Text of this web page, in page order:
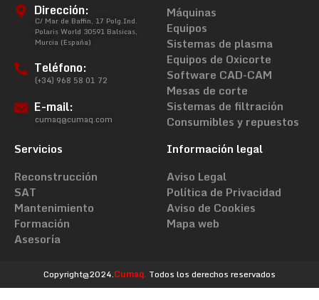
Dirección:
C/ Mar de Baffin, 17 Polg.Ind.
Polaris World 30591 Balsicas,
Murcia (España)
Teléfono:
(+34) 968 58 01 72
E-mail:
cumaq@cumaq.com
Máquinas
Equipos
Sistemas de plasma
Equipos de Oxicorte
Software CAD-CAM
Mesas de corte
Sistemas de filtración
Consumibles y repuestos
Servicios
Reconstrucción
SAT
Mantenimiento
Formación
Asesoría
Información legal
Aviso Legal
Política de Privacidad
Aviso de Cookies
Mapa web
Copyright@2024.Cumaq. Todos los derechos reservados